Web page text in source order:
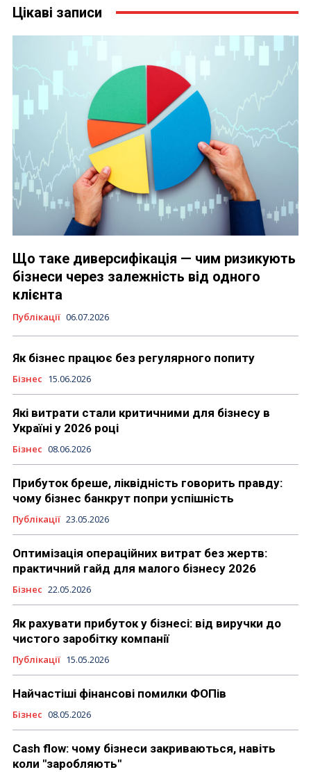
Цікаві записи
Що таке диверсифікація — чим ризикують
бізнеси через залежність від одного
клієнта
Публікації 06.07.2026
Як бізнес працює без регулярного попиту
Бізнес 15.06.2026
Які витрати стали критичними для бізнесу в
Україні у 2026 році
Бізнес 08.06.2026
Прибуток бреше, ліквідність говорить правду:
чому бізнес банкрут попри успішність
Публікації 23.05.2026
Оптимізація операційних витрат без жертв:
практичний гайд для малого бізнесу 2026
Бізнес 22.05.2026
Як рахувати прибуток у бізнесі: від виручки до
чистого заробітку компанії
Публікації 15.05.2026
Найчастіші фінансові помилки ФОПів
Бізнес 08.05.2026
Cash flow: чому бізнеси закриваються, навіть
коли "заробляють"